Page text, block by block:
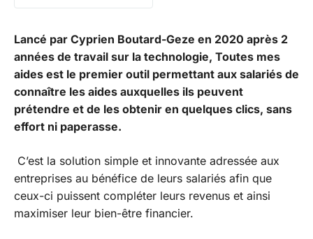
Lancé par Cyprien Boutard-Geze en 2020 après 2
années de travail sur la technologie, Toutes mes
aides est le premier outil permettant aux salariés de
connaître les aides auxquelles ils peuvent
prétendre et de les obtenir en quelques clics, sans
effort ni paperasse.
C’est la solution simple et innovante adressée aux
entreprises au bénéfice de leurs salariés afin que
ceux-ci puissent compléter leurs revenus et ainsi
maximiser leur bien-être financier.